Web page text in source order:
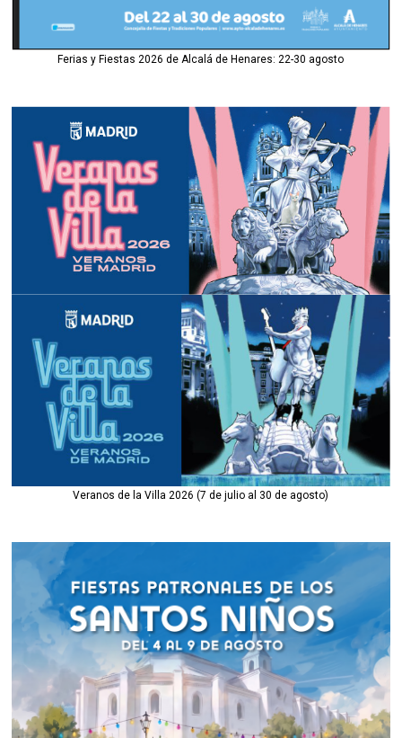
Ferias y Fiestas 2026 de Alcalá de Henares: 22-30 agosto
Veranos de la Villa 2026 (7 de julio al 30 de agosto)